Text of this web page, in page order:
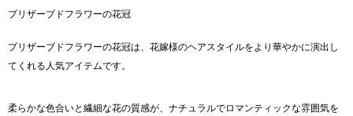
プリザーブドフラワーの花冠
プリザーブドフラワーの花冠は、花嫁様のヘアスタイルをより華やかに演出し
てくれる人気アイテムです。
柔らかな色合いと繊細な花の質感が、ナチュラルでロマンティックな雰囲気を